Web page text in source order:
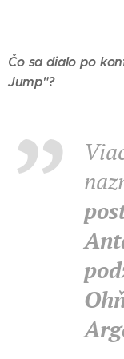
Čo sa dialo po
Jump"?